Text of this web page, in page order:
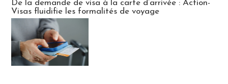
De la demande de visa à la carte d’arrivée : Action-
Visas fluidifie les formalités de voyage